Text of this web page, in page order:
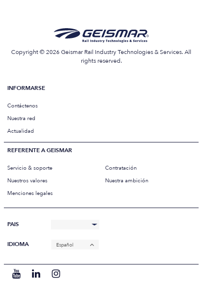
Copyright © 2026 Geismar Rail Industry Technologies & Services. All
rights reserved.
INFORMARSE
Contáctenos
Nuestra red
Actualidad
REFERENTE A GEISMAR
Servicio & soporte
Contratación
Nuestros valores
Nuestra ambición
Menciones legales
PAIS
IDIOMA Español